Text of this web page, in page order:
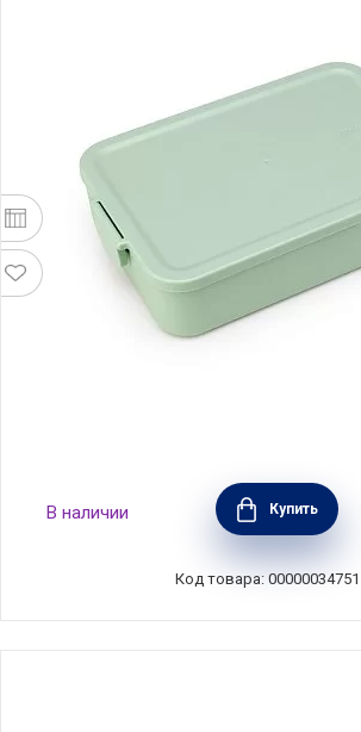
Ланчбокс Make & Take большой
см, мятно-голубой, пластик,
203145
В наличии Купить
Код товара: 00000034751